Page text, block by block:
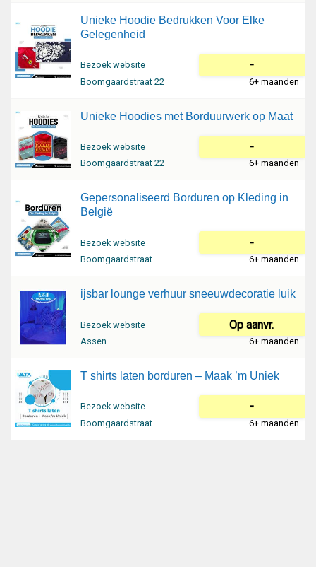
Unieke Hoodie Bedrukken Voor Elke
Gelegenheid
Bezoek website -
Boomgaardstraat 22 6+ maanden
Unieke Hoodies met Borduurwerk op Maat
Bezoek website -
Boomgaardstraat 22 6+ maanden
Gepersonaliseerd Borduren op Kleding in
België
Bezoek website -
Boomgaardstraat 6+ maanden
ijsbar lounge verhuur sneeuwdecoratie luik
Bezoek website Op aanvr.
Assen 6+ maanden
T shirts laten borduren – Maak ’m Uniek
Bezoek website -
Boomgaardstraat 6+ maanden